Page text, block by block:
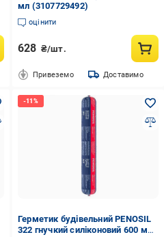
мл (3107729492)
оцінити
628 ₴/шт.
Привеземо Доставимо
Герметик будівельний PENOSIL
322 гнучкий силіконовий 600 мл